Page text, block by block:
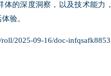
体的深度洞察，以及技术能力
验。
2025-09-16/doc-